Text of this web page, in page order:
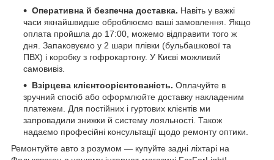
Оперативна й безпечна доставка. Навіть у важкі
часи якнайшвидше оброблюємо ваші замовлення. Якщо
оплата пройшла до 17:00, можемо відправити того ж
дня. Запаковуємо у 2 шари плівки (бульбашкової та
ПВХ) і коробку з гофрокартону. У Києві можливий
самовивіз.
Взірцева клієнтоорієнтованість. Оплачуйте в
зручний спосіб або оформлюйте доставку накладеним
платежем. Для постійних і гуртових клієнтів ми
запровадили знижки й систему лояльності. Також
надаємо професійні консультації щодо ремонту оптики.
Ремонтуйте авто з розумом — купуйте задні ліхтарі на